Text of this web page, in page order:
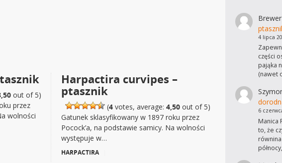
out of 5)
przez
wolności
Harpactira curvipes –
ptasznik
(4 votes, average: 4,50 out of 5)
Gatunek sklasyfikowany w 1897 roku przez
Pocock’a, na podstawie samicy. Na wolności
występuje w…
HARPACTIRA
Brewer
4 lipca
części
pająka
(nawet
6
Manica
to, że